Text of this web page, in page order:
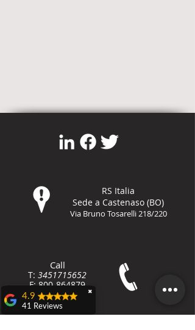
RS Italia
Sede a Castenaso (BO)
Via Bruno Tosarelli 218/220
Call
T: 3451715652
F: 800-864879
✖
4.9
41 Reviews